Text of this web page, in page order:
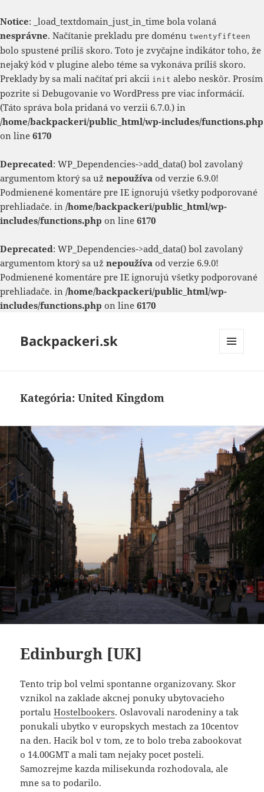
Notice: _load_textdomain_just_in_time bola volaná
nesprávne. Načítanie prekladu pre doménu twentyfifteen
bolo spustené príliš skoro. Toto je zvyčajne indikátor toho, že
nejaký kód v plugine alebo téme sa vykonáva príliš skoro.
Preklady by sa mali načítať pri akcii init alebo neskôr. Prosím
pozrite si Debugovanie vo WordPress pre viac informácií.
(Táto správa bola pridaná vo verzii 6.7.0.) in
/home/backpackeri/public_html/wp-includes/functions.php
on line 6170
Deprecated: WP_Dependencies->add_data() bol zavolaný
argumentom ktorý sa už nepoužíva od verzie 6.9.0!
Podmienené komentáre pre IE ignorujú všetky podporované
prehliadače. in /home/backpackeri/public_html/wp-
includes/functions.php on line 6170
Deprecated: WP_Dependencies->add_data() bol zavolaný
argumentom ktorý sa už nepoužíva od verzie 6.9.0!
Podmienené komentáre pre IE ignorujú všetky podporované
prehliadače. in /home/backpackeri/public_html/wp-
includes/functions.php on line 6170
Backpackeri.sk
Kategória:United Kingdom
Edinburgh [UK]
Tento trip bol velmi spontanne organizovany. Skor
vznikol na zaklade akcnej ponuky ubytovacieho
portaluHostelbookers. Oslavovali narodeniny a tak
ponukali ubytko v europskych mestach za 10centov
na den. Hacik bol v tom, ze to bolo treba zabookovat
o 14.00GMT a mali tam nejaky pocet posteli.
Samozrejme kazda milisekunda rozhodovala, ale
mne sa to podarilo.